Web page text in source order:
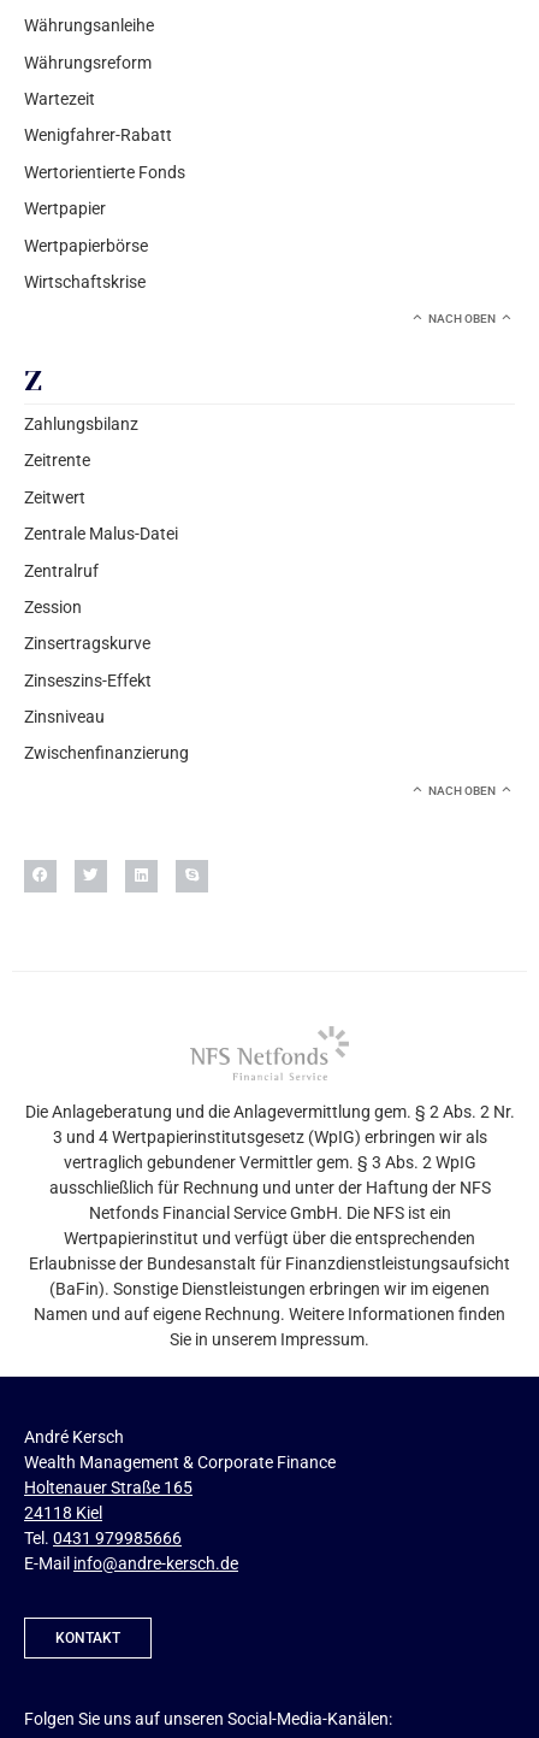
Währungsanleihe
Währungsreform
Wartezeit
Wenigfahrer-Rabatt
Wertorientierte Fonds
Wertpapier
Wertpapierbörse
Wirtschaftskrise
NACH OBEN
Z
Zahlungsbilanz
Zeitrente
Zeitwert
Zentrale Malus-Datei
Zentralruf
Zession
Zinsertragskurve
Zinseszins-Effekt
Zinsniveau
Zwischenfinanzierung
NACH OBEN
Die Anlageberatung und die Anlagevermittlung gem. § 2 Abs. 2 Nr.
3 und 4 Wertpapierinstitutsgesetz (WpIG) erbringen wir als
vertraglich gebundener Vermittler gem. § 3 Abs. 2 WpIG
ausschließlich für Rechnung und unter der Haftung der NFS
Netfonds Financial Service GmbH. Die NFS ist ein
Wertpapierinstitut und verfügt über die entsprechenden
Erlaubnisse der Bundesanstalt für Finanzdienstleistungsaufsicht
(BaFin). Sonstige Dienstleistungen erbringen wir im eigenen
Namen und auf eigene Rechnung. Weitere Informationen finden
Sie in unserem Impressum.
André Kersch
Wealth Management & Corporate Finance
Holtenauer Straße 165
24118 Kiel
Tel. 0431 979985666
E-Mail info@andre-kersch.de
KONTAKT
Folgen Sie uns auf unseren Social-Media-Kanälen: